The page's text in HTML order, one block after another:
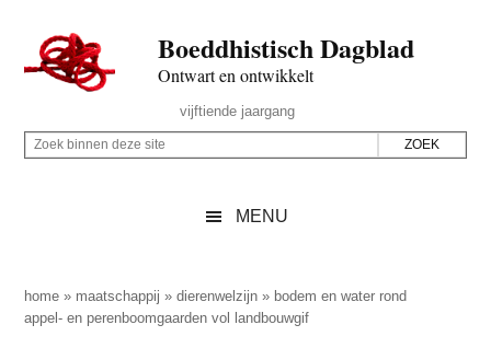
naar
de
inhoud
secondary
naar
de
sidebar
naar
de
Boeddhistisch Dagblad
Ontwart en ontwikkelt
Rechts
vijftiende jaargang
Z
p
d
Z
i
n
MENU
home » maatschappij »dierenwelzijn » bodem en water rond
appel- en perenboomgaarden vol landbouwgif